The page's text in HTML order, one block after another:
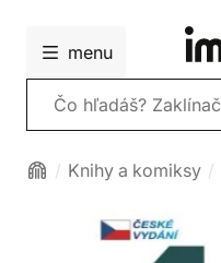
menu
Vyhľadávanie
Knihy a komiksy